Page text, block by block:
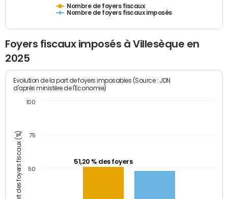
Nombre de foyers fiscaux
Nombre de foyers fiscaux imposés
Foyers fiscaux imposés à Villesèque en
2025
Part des foyers fiscaux (%)
Evolution de la part de foyers imposables (Source : JDN
d'après ministère de l'Economie)
51,20 % des foyers
50
75
100